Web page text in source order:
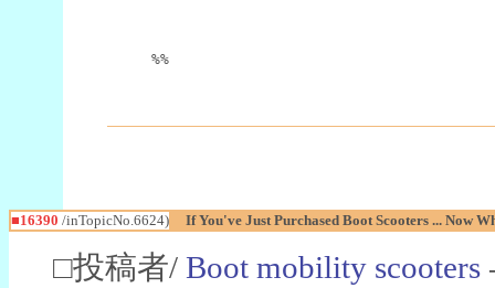
%%
■16390 /inTopicNo.6624) If You've Just Purchased Boot Scooters ... Now
□投稿者/ Boot mobility scooters